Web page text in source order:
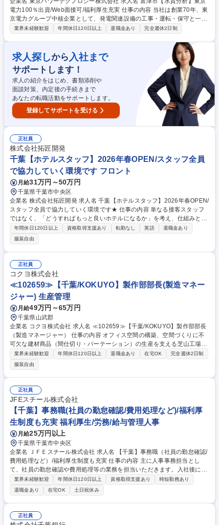
電力100％出資/Web面接可/福利厚生充実 仕事の内容 当社は創業70年、東
京電力グループ中核企業として、発電関連設備の工事・運転・保守と一貫
したエンジニアリングサービスを提供。そんな当社にて火力発電所発電設
連する水質分析（サンプリング・分析・レポーティング）を担当頂きま
す。 当面は分析業務がメインとなりますが、将来的には分析結果に基づい
た運転・制御条件の調整等もご担当いただく想定です。 ・主な分析機器：
イオンクロマトグラフィー・吸光光度計 ・分析項目：濁度、ｐH、電導
度、溶存酸素、塩素、亜硝酸、リン酸、シリカ 募集職種 富津市【水質分
析】東京電力100％出資/Web面接可/福利厚生充実
業界未経験歓迎 年間休日120日以上 退職金あり 完全週休2日制
求人探しから 入社まで
サポートします！
求人の紹介をはじめ、書類添削や
面談対策、内定後の手続きまで
あなたの転職活動をサポートします。
登録してサポートを受ける
正社員
株式会社拓匠開発
千葉【ホテルスタッフ】2026年春OPEN/スタッフ全員
で協力していく環境です フロント
月給31万円～50万円
千葉県千葉市中央区
企業名 株式会社拓匠開発 求人名 千葉【ホテルスタッフ】2026年春OPEN/
スタッフ全員で協力していく環境です★ 仕事の内容 単なる接客スタッフ
ではなく、「どうすればもっと良いホテルになるか」を考え、仕組みとし
て形にしていくポジションです。課題を発見し、自ら改善策を考え実行で
きる方を歓迎します。 ■宿泊ゲストへのフロント・コンシェルジュ業務 ■
予約や客室・館内の管理 ■近隣店舗や地域と連携した「体験プラン」のプ
ロデュース ■予約システム運用、備品選定、スタッフ教育のサポート ★
「決まったことをやる」のではなく「どうすれば喜ばれるか」を自分で決
める。 募集職種 千葉【ホテルスタッフ】2026年春OPEN/スタッフ全員で
協力していく環境です★
年間休日120日以上 資格取得支援あり 転勤なし 英語
退職金あり
服装自由
正社員
コクヨ株式会社
≪102659≫【千葉/KOKUYO】製作部部長(製造マネー
ジャー) 生産管理
月給49万円～65万円
千葉県山武郡
企業名 コクヨ株式会社 求人名 ≪102659≫【千葉/KOKUYO】製作部部長
（製造マネージャー） 仕事の内容 オフィス空間の構築、空間づくりに不
可欠な建材商品（間仕切り・パーテーション）の生産を支える芝山工場に
おいて、組織マネジメントを強化していただきます。※マネジメント専任
ポジションです ◆製作部全体のマネジメント（約200名規模の人員・生産
体制）◆複数工程にまたがるライン統括、生産性・品質・安全のマネジメ
ント ◆改善活動や体制づくりの人材育成・指導の推進 ◆製作課長・係長
層を通じた組織運営、現場オペレーションの統括 ◆納期遵守と安定生産に
向けた業務管理 ◆現場従業員の士気を高め、持続的に高いパフォーマンス
を発揮させるリーダーシップ 等 募集職種 ≪102659≫【千葉/KOKUYO】
製作部部長（製造マネージャー）
業界未経験歓迎 年間休日120日以上 退職金あり 在宅OK
完全週休2日制
服装自由
正社員
JFEスチール株式会社
【千葉】事務職(社員の勤怠確認/費用処理など)/福利厚
生制度も充実 福利厚生/労務/給与管理人事
月給25万円以上
千葉県千葉市中央区
企業名 ＪＦＥスチール株式会社 求人名 【千葉】事務職（社員の勤怠確認/
費用処理など）/福利厚生制度も充実 仕事の内容 主に人事事務担当とし
て、社員の勤怠確認や費用処理等の業務を担当いただきます。入社後に先
輩社員からの指導のもとで業務を習得いただきますので、人事事務業務に
ご興味がある方は是非ご応募ください。 【業務例】社員の勤怠チェック
(COMPANY)、費用処理(経費精算システム使用)/社員問い合わせ対応(会社
制度、勤怠IP等)/入社2年目4年目対象の研修業務/キャリア採用業務(所属
への書類選考依頼/入社初日受け入れ対応等) ※勤怠関連業務・人事関連手
続き業務・費用処理実務から習得頂き、将来的には社内研修の企画なども
業界未経験歓迎 年間休日120日以上 資格取得支援あり
時短勤務あり
退職金あり
在宅OK 土日祝休み
正社員